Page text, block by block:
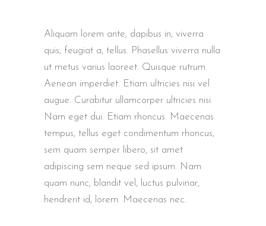
Aliquam lorem ante, dapibus in, viverra
quis, feugiat a, tellus. Phasellus viverra nulla
ut metus varius laoreet. Quisque rutrum.
Aenean imperdiet. Etiam ultricies nisi vel
augue. Curabitur ullamcorper ultricies nisi.
Nam eget dui. Etiam rhoncus. Maecenas
tempus, tellus eget condimentum rhoncus,
sem quam semper libero, sit amet
adipiscing sem neque sed ipsum. Nam
quam nunc, blandit vel, luctus pulvinar,
hendrerit id, lorem. Maecenas nec.